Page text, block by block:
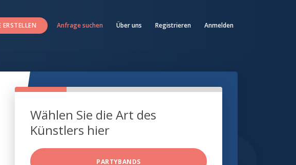
ERSTELLEN Anfrage suchen Über uns Registrieren Anmelden
Wählen Sie die Art des
Künstlers hier
PARTYBANDS